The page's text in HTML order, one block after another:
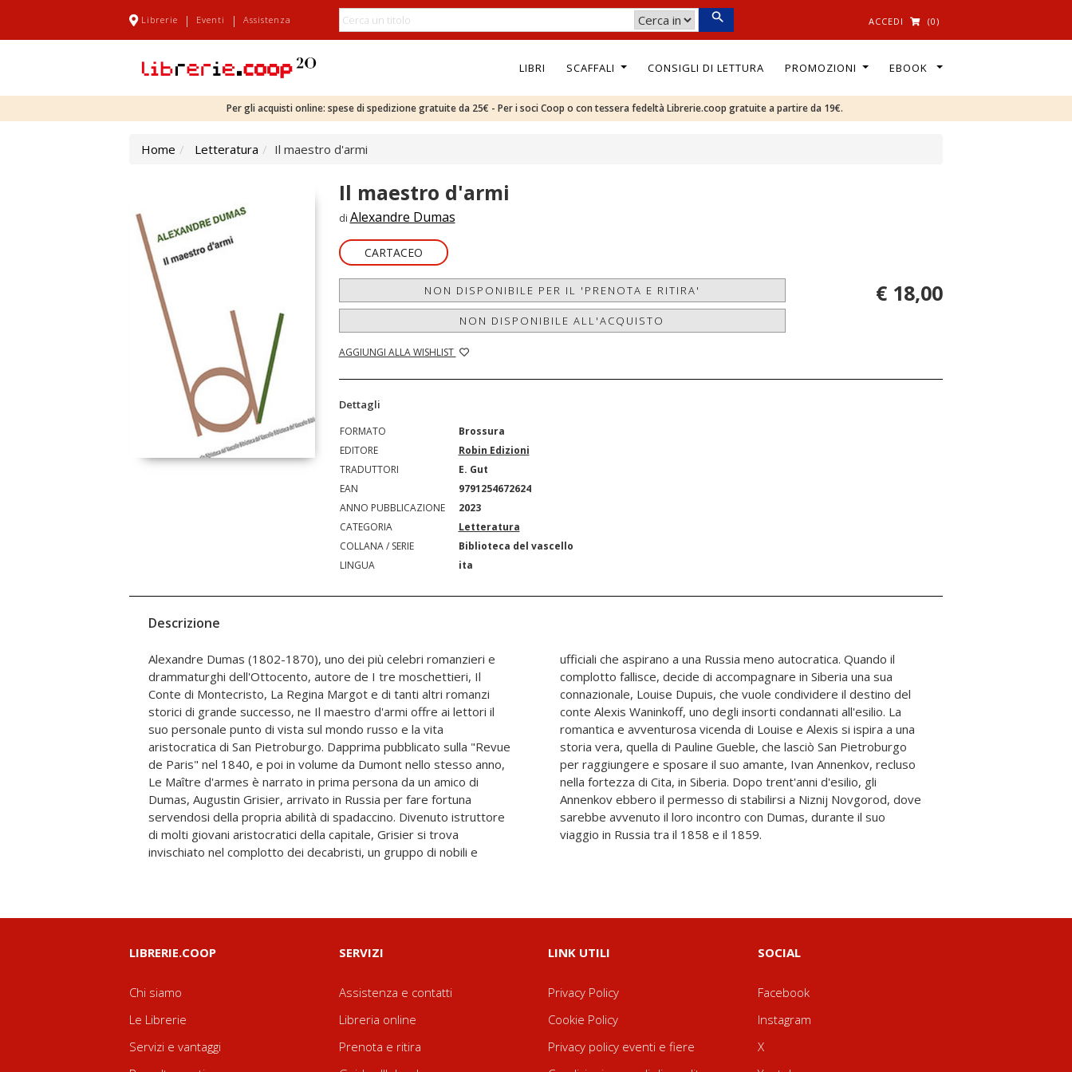
Librerie | Eventi | Assistenza ACCEDI (0)
LIBRI SCAFFALI CONSIGLI DI LETTURA PROMOZIONI EBOOK
Per gli acquisti online: spese di spedizione gratuite da 25€ - Per i soci Coop o con tessera fedeltà Librerie.coop gratuite a partire da 19€.
Home Letteratura Il maestro d'armi
Il maestro d'armi
di Alexandre Dumas
CARTACEO
NON DISPONIBILE PER IL 'PRENOTA E RITIRA'
NON DISPONIBILE ALL'ACQUISTO
AGGIUNGI ALLA WISHLIST
€ 18,00
Dettagli
FORMATO
Brossura
EDITORE
Robin Edizioni
TRADUTTORI
E. Gut
EAN
9791254672624
ANNO PUBBLICAZIONE
2023
CATEGORIA
Letteratura
COLLANA / SERIE
Biblioteca del vascello
LINGUA
ita
Descrizione
Alexandre Dumas (1802-1870), uno dei più celebri romanzieri e
drammaturghi dell'Ottocento, autore de I tre moschettieri, Il
Conte di Montecristo, La Regina Margot e di tanti altri romanzi
storici di grande successo, ne Il maestro d'armi offre ai lettori il
suo personale punto di vista sul mondo russo e la vita
aristocratica di San Pietroburgo. Dapprima pubblicato sulla "Revue
de Paris" nel 1840, e poi in volume da Dumont nello stesso anno,
Le Maître d'armes è narrato in prima persona da un amico di
Dumas, Augustin Grisier, arrivato in Russia per fare fortuna
servendosi della propria abilità di spadaccino. Divenuto istruttore
di molti giovani aristocratici della capitale, Grisier si trova
invischiato nel complotto dei decabristi, un gruppo di nobili e
ufficiali che aspirano a una Russia meno autocratica. Quando il
complotto fallisce, decide di accompagnare in Siberia una sua
connazionale, Louise Dupuis, che vuole condividere il destino del
conte Alexis Waninkoff, uno degli insorti condannati all'esilio. La
romantica e avventurosa vicenda di Louise e Alexis si ispira a una
storia vera, quella di Pauline Gueble, che lasciò San Pietroburgo
per raggiungere e sposare il suo amante, Ivan Annenkov, recluso
nella fortezza di Cita, in Siberia. Dopo trent'anni d'esilio, gli
Annenkov ebbero il permesso di stabilirsi a Niznij Novgorod, dove
sarebbe avvenuto il loro incontro con Dumas, durante il suo
viaggio in Russia tra il 1858 e il 1859.
LIBRERIE.COOP
Chi siamo
Le Librerie
Servizi e vantaggi
SERVIZI
Assistenza e contatti
Libreria online
Prenota e ritira
LINK UTILI
Privacy Policy
Cookie Policy
Privacy policy eventi e fiere
SOCIAL
Facebook
Instagram
X